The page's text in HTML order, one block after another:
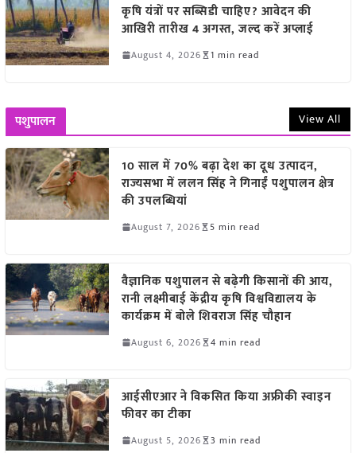
कृषि यंत्रों पर सब्सिडी चाहिए? आवेदन की
आखिरी तारीख 4 अगस्त, जल्द करें अप्लाई
August 4, 2026 1 min read
पशुपालन View All
10 साल में 70% बढ़ा देश का दूध उत्पादन,
राज्यसभा में ललन सिंह ने गिनाईं पशुपालन क्षेत्र
की उपलब्धियां
August 7, 2026 5 min read
वैज्ञानिक पशुपालन से बढ़ेगी किसानों की आय,
रानी लक्ष्मीबाई केंद्रीय कृषि विश्वविद्यालय के
कार्यक्रम में बोले शिवराज सिंह चौहान
August 6, 2026 4 min read
आईसीएआर ने विकसित किया अफ्रीकी स्वाइन
फीवर का टीका
August 5, 2026 3 min read